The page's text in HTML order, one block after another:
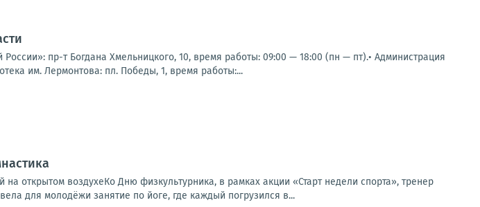
пр-т Богдана Хмельницкого, 10, время работы: 09:00 — 18:00 (пн — пт).• Администрация
им. Лермонтова: пл. Победы, 1, время работы:...
на открытом воздухеКо Дню физкультурника, в рамках акции «Старт недели спорта», тренер
для молодёжи занятие по йоге, где каждый погрузился в...